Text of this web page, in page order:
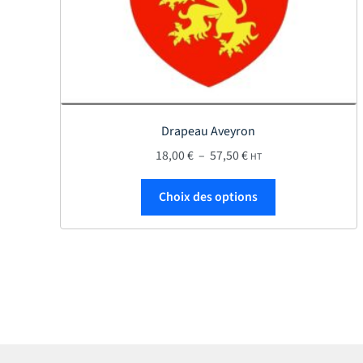
Drapeau Aveyron
18,00€ – 57,50€Plage de prix : 18,00 €
HT
Choix des options Ce produit a